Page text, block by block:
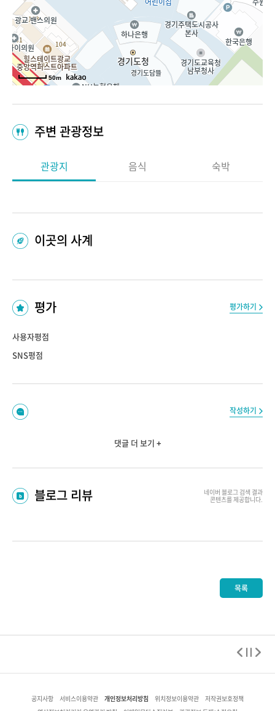
50m
주변 관광정보
관광지 음식 숙박
이곳의 사계
평가 평가하기
사용자평점
SNS평점
작성하기
댓글 더 보기 +
블로그 리뷰 네이버 블로그 검색 결과
콘텐츠를 제공합니다.
목록
공지사항 서비스이용약관 개인정보처리방침 위치정보이용약관 저작권보호정책